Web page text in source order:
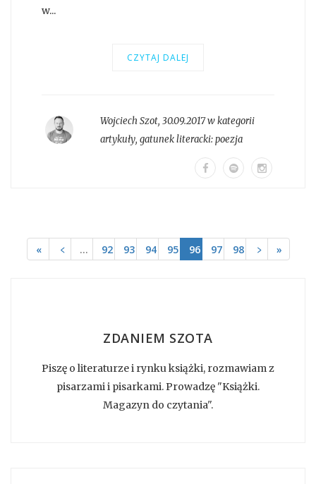
w...
CZYTAJ DALEJ
Wojciech Szot, 30.09.2017 w kategorii
artykuły, gatunek literacki:poezja
« ﹤ … 92 93 94 95 96 97 98 ﹥ »
ZDANIEM SZOTA
Piszę o literaturze i rynku książki, rozmawiam z
pisarzami i pisarkami. Prowadzę "Książki.
Magazyn do czytania".